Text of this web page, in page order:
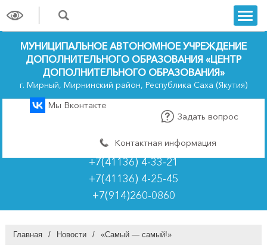
trk
МУНИЦИПАЛЬНОЕ АВТОНОМНОЕ УЧРЕЖДЕНИЕ
ДОПОЛНИТЕЛЬНОГО ОБРАЗОВАНИЯ «ЦЕНТР
ДОПОЛНИТЕЛЬНОГО ОБРАЗОВАНИЯ»
г. Мирный, Мирнинский район, Республика Саха (Якутия)
Мы Вконтакте
Задать вопрос
Контактная информация
+7(41136) 4-33-21
+7(41136) 4-25-45
+7(914)260-0860
Главная / Новости / «Самый — самый!»